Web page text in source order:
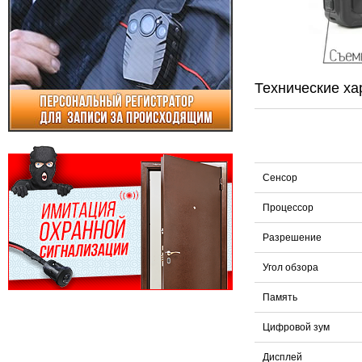
Технические
Сенсор
Процессор
Разрешение
Угол обзора
Память
Цифровой зум
Дисплей